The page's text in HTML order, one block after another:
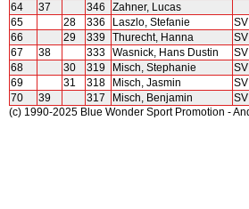
64
37 346 Zahner, Lucas
65
28 336 Laszlo, Stefanie
66
29 339 Thurecht, Hanna
67
38 333 Wasnick, Hans Dustin
68
30 319 Misch, Stephanie
69
31 318 Misch, Jasmin
70
39 317 Misch, Benjamin
(c) 1990-2025 Blue Wonder Sport Promotion -